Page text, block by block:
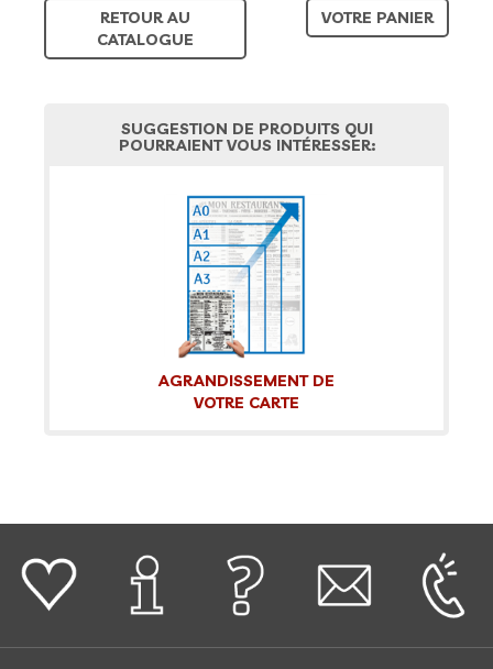
RETOUR AU
CATALOGUE
VOTRE PANIER
SUGGESTION DE PRODUITS QUI
POURRAIENT VOUS INTÉRESSER:
AGRANDISSEMENT DE
VOTRE CARTE